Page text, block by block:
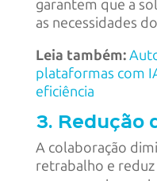
garantem que a
as necessidades
Leia também:
plataformas com
eficiência
3. Redução
A colaboração
retrabalho e reduz